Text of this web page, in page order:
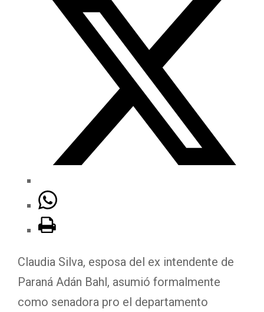
Claudia Silva, esposa del ex intendente de
Paraná Adán Bahl, asumió formalmente
como senadora pro el departamento